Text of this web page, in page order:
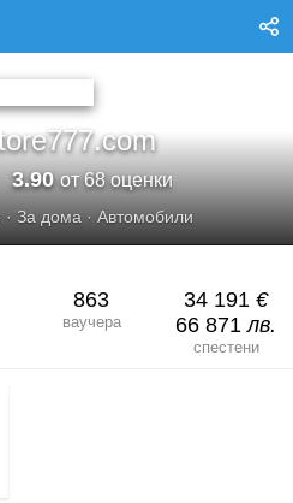
3.90от 68 оценки
· За дома ·Автомобили
863
ваучера
34 191 €
66 871лв.
спестени